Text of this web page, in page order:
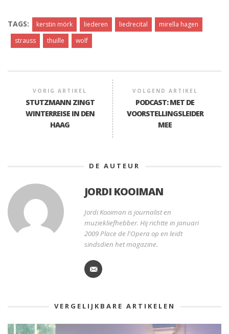
TAGS: kerstin mörk liederen liedrecital
mirella hagen
strauss
thuille wolf
VORIG ARTIKEL
STUTZMANN ZINGT
WINTERREISE IN DEN
HAAG
VOLGEND ARTIKEL
PODCAST: MET DE
VOORSTELLINGSLEIDER
MEE
DE AUTEUR
JORDI KOOIMAN
Jordi Kooiman is journalist en
muziekliefhebber. Hij richtte in januari
2009 Place de l'Opera op en leidt
sindsdien het magazine.
VERGELIJKBARE ARTIKELEN